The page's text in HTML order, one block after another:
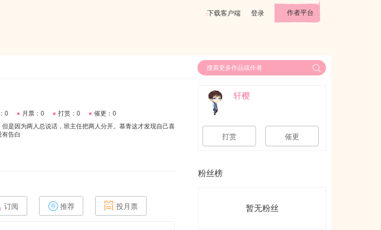
下载客户端 登录 作者平台
0 ● 月票：0 ● 打赏：0 ● 催更：0
是因为两人总说话，班主任把两人分开。慕青这才发现自己喜
告白
订阅 推荐 投月票
轩樱
打赏 催更
粉丝榜
暂无粉丝